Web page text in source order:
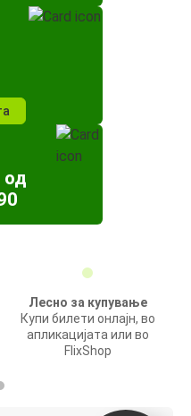
од
Лесно за купување
Купи билети онлајн, во
апликацијата или во
FlixShop